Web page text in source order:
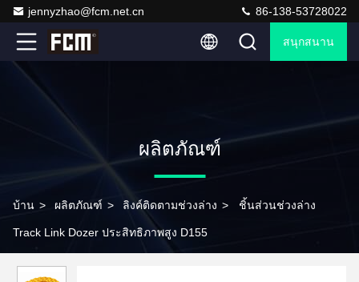
jennyzhao@fcm.net.cn 86-138-53728022
สนุกสนาน
ผลิตภัณฑ์
บ้าน > ผลิตภัณฑ์ > ลิงค์ติดตามช่วงล่าง > ชิ้นส่วนช่วงล่าง
Track Link Dozer ประสิทธิภาพสูง D155